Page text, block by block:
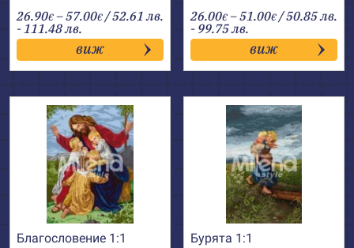
26.90€ –57.00€Price
range:
26.90€
through
57.00€
/ 52.61 лв.
- 111.48 лв.
виж
26.00€ –51.00€Price
range:
26.00€
through
51.00€
/ 50.85 лв.
- 99.75 лв.
виж
Благословение 1:1 Бурята 1:1